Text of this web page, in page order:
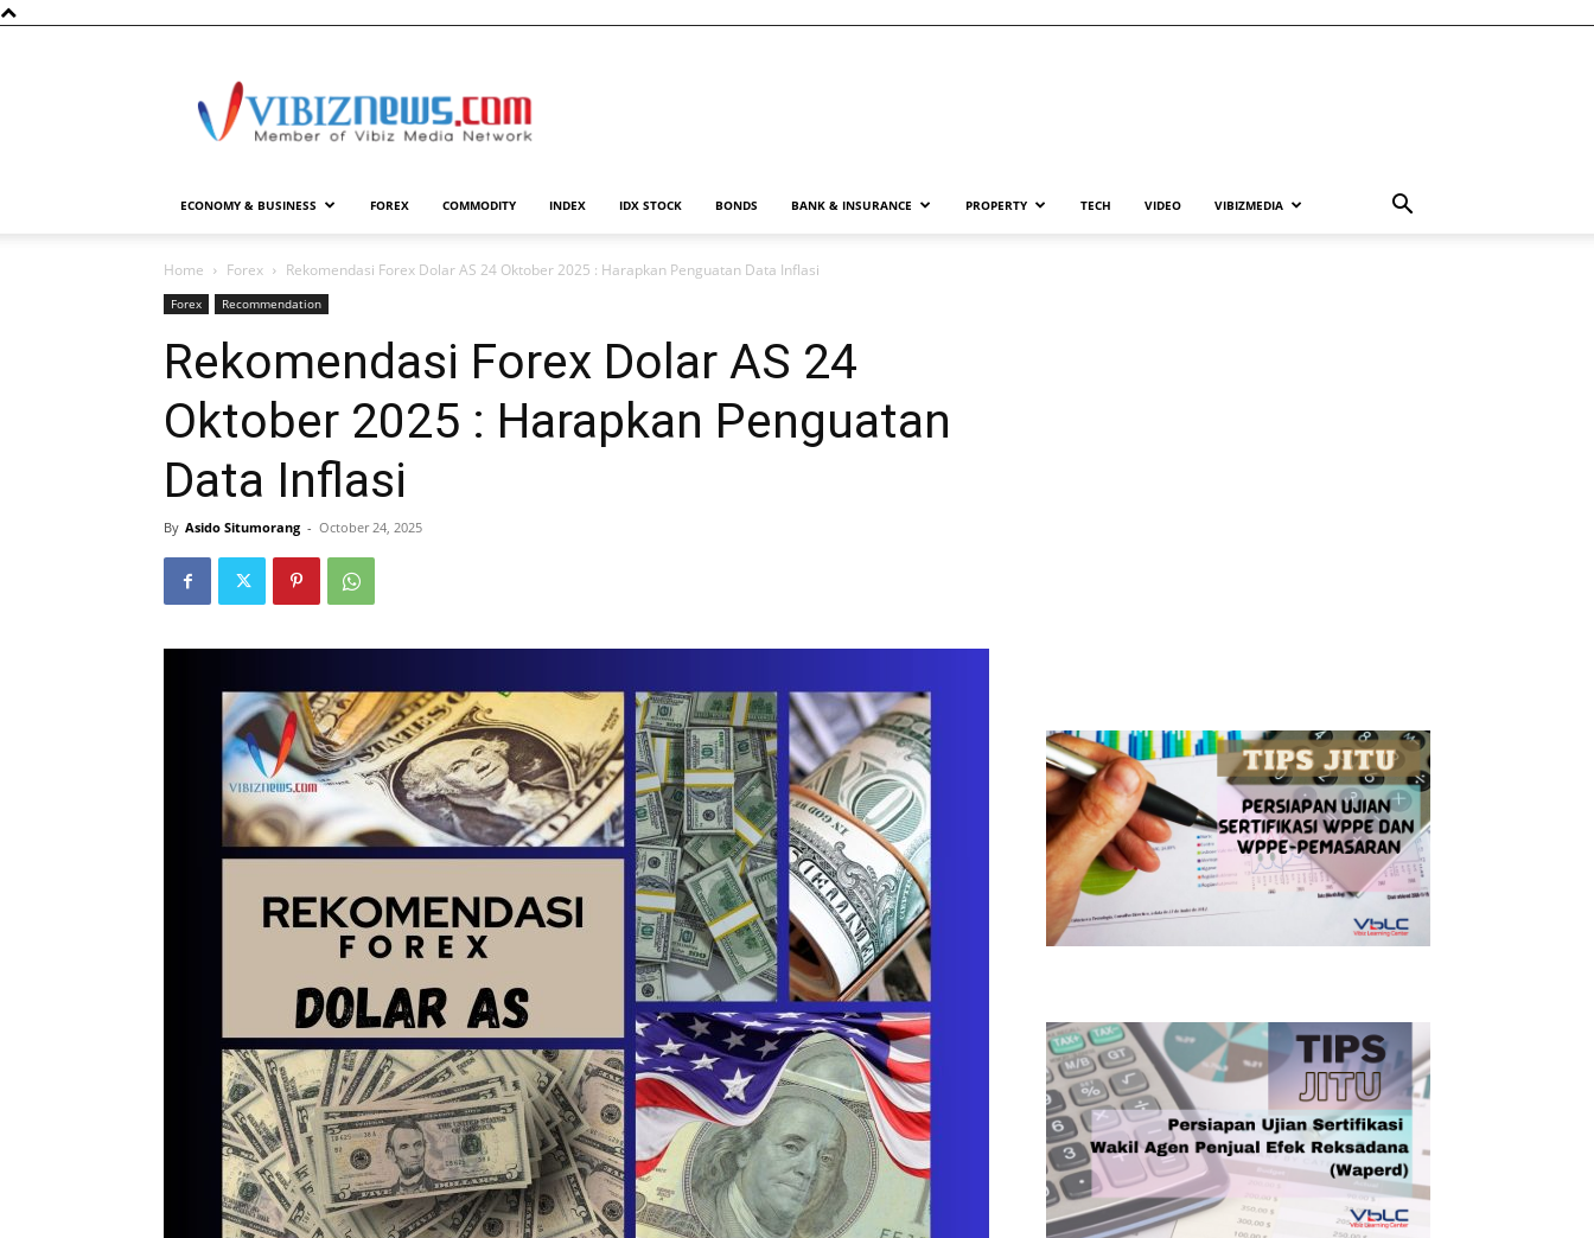
ECONOMY & BUSINESS FOREX COMMODITY INDEX IDX STOCK BONDS BANK & INSURANCE PROPERTY TECH VIDEO VIBIZMEDIA
Home Forex Rekomendasi Forex Dolar AS 24 Oktober 2025 : Harapkan Penguatan Data Inflasi
Forex Recommendation
Rekomendasi Forex Dolar AS 24
Oktober 2025 : Harapkan Penguatan
Data Inflasi
By Asido Situmorang - October 24, 2025